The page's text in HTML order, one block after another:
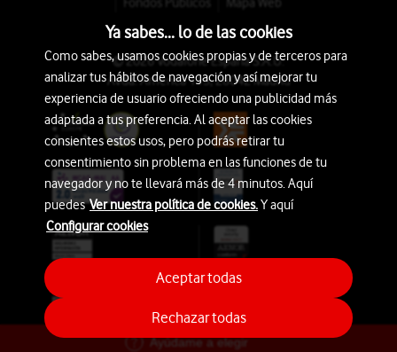
Ayúdame a elegir
© 2026 Vodafone España S.A.U.
Avda. América 115, 28042 Madrid
Ya sabes... lo de las cookies
Como sabes, usamos cookies propias y de terceros para
analizar tus hábitos de navegación y así mejorar tu
experiencia de usuario ofreciendo una publicidad más
adaptada a tus preferencia. Al aceptar las cookies
consientes estos usos, pero podrás retirar tu
consentimiento sin problema en las funciones de tu
navegador y no te llevará más de 4 minutos. Aquí
puedesVer nuestra política de cookies.Y aquí
Configurar cookies
Rechazar todas
Aceptar todas